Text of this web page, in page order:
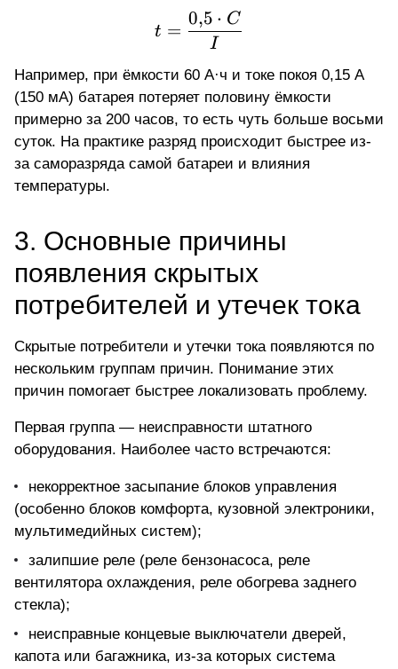
t = \frac{0{,}5 \cdot
t =
I
0,5 ⋅ C
Например, при ёмкости 60 А·ч и токе покоя 0,15 А
(150 мА) батарея потеряет половину ёмкости
примерно за 200 часов, то есть чуть больше восьми
суток. На практике разряд происходит быстрее из-
за саморазряда самой батареи и влияния
температуры.
3. Основные причины
появления скрытых
потребителей и утечек тока
Скрытые потребители и утечки тока появляются по
нескольким группам причин. Понимание этих
причин помогает быстрее локализовать проблему.
Первая группа — неисправности штатного
оборудования. Наиболее часто встречаются:
некорректное засыпание блоков управления
(особенно блоков комфорта, кузовной электроники,
мультимедийных систем);
залипшие реле (реле бензонасоса, реле
вентилятора охлаждения, реле обогрева заднего
стекла);
неисправные концевые выключатели дверей,
капота или багажника, из-за которых система